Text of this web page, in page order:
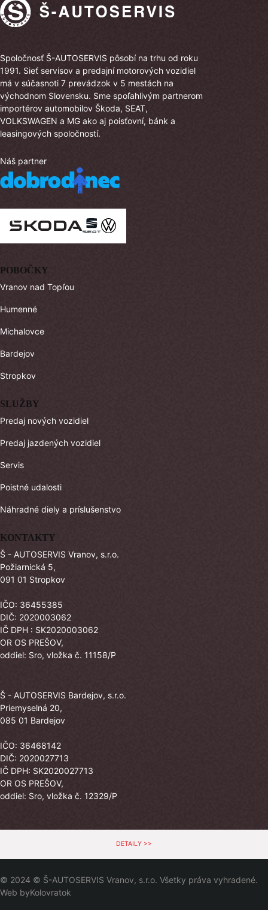
Spoločnosť Š-AUTOSERVIS pôsobí na trhu od roku
1991. Sieť servisov a predajní motorových vozidiel
má v súčasnoti 7 prevádzok v 5 mestách na
východnom Slovensku. Sme spoľahlivým partnerom
importérov automobilov Škoda, SEAT,
VOLKSWAGEN a MG ako aj poisťovní, bánk a
leasingových spoločností.
Náš partner
POBOČKY
Vranov nad Topľou
Humenné
Michalovce
Bardejov
Stropkov
SLUŽBY
Predaj nových vozidiel
Predaj jazdených vozidiel
Servis
Poistné udalosti
Náhradné diely a príslušenstvo
KONTAKTY
Š - AUTOSERVIS Vranov, s.r.o.
Požiarnická 5,
091 01 Stropkov
IČO: 36455385
DIČ: 2020003062
IČ DPH : SK2020003062
OR OS PREŠOV,
oddiel: Sro, vložka č. 11158/P
Š - AUTOSERVIS Bardejov, s.r.o.
Priemyselná 20,
085 01 Bardejov
IČO: 36468142
DIČ: 2020027713
IČ DPH: SK2020027713
OR OS PREŠOV,
oddiel: Sro, vložka č. 12329/P
DETAILY >>
© 2024 © Š-AUTOSERVIS Vranov, s.r.o. Všetky práva vyhradené.
Web byKolovratok